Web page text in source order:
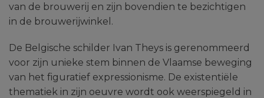
van de brouwerij en zijn bovendien te bezichtigen
in de brouwerijwinkel.
De Belgische schilder Ivan Theys is gerenommeerd
voor zijn unieke stem binnen de Vlaamse beweging
van het figuratief expressionisme. De existentiële
thematiek in zijn oeuvre wordt ook weerspiegeld in